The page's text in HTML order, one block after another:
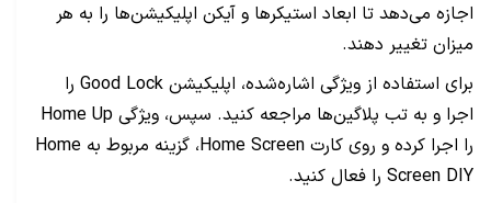
اجازه می‌دهد تا ابعاد استیکرها و آیکن اپلیکیشن‌ها را به هر
میزان تغییر دهند.
برای استفاده از ویژگی اشاره‌شده، اپلیکیشن Good Lock را
اجرا و به تب پلاگین‌ها مراجعه کنید. سپس، ویژگی Home Up
را اجرا کرده و روی کارت Home Screen، گزینه مربوط به Home
Screen DIY را فعال کنید.